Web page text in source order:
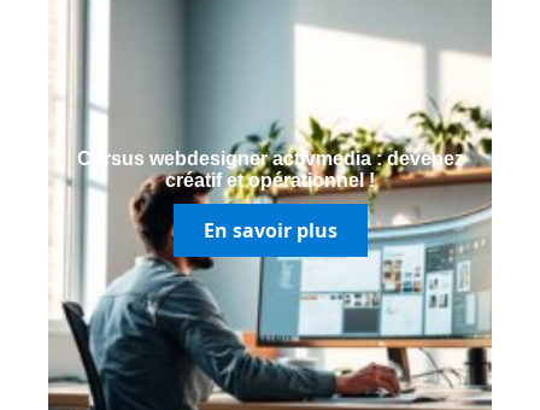
Cursus webdesigner activmedia : devenez
créatif et opérationnel !
En savoir plus